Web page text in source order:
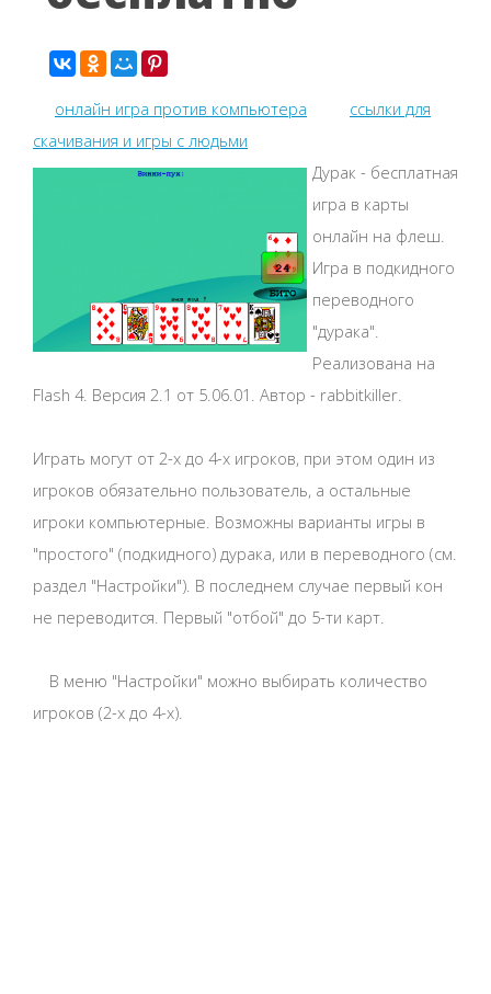
онлайн игра против компьютера
ссылки для
скачивания и игры с людьми
Дурак - бесплатная
игра в карты
онлайн на флеш.
Игра в подкидного
переводного
"дурака".
Реализована на
Flash 4. Версия 2.1 от 5.06.01. Автор - rabbitkiller.
Играть могут от 2-х до 4-х игроков, при этом один из
игроков обязательно пользователь, а остальные
игроки компьютерные. Возможны варианты игры в
"простого" (подкидного) дурака, или в переводного (см.
раздел "Настройки"). В последнем случае первый кон
не переводится. Первый "отбой" до 5-ти карт.
В меню "Настройки" можно выбирать количество
игроков (2-х до 4-х).